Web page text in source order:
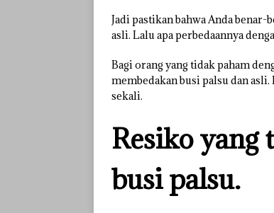
Jadi pastikan bahwa Anda
asli. Lalu apa perbedaannya
Bagi orang yang tidak paham
membedakan busi palsu dan
sekali.
Resiko yang
busi palsu.